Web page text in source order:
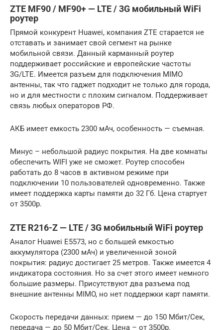
ZTE MF90 / MF90+ — LTE / 3G мобильный WiFi
роутер
Прямой конкурент Huawei, компания ZTE старается не
отставать и занимает свой сегмент на рынке
мобильной связи. Данный карманный роутер
поддерживает российские и европейские частоты
3G/LTE. Имеется разъем для подключения MIMO
антенны, так что гаджет подходит не только для города,
но и для местности с плохим сигналом. Поддерживает
связь любых операторов РФ.
АКБ имеет емкость 2300 мАч, особенность — съемная.
Минус – небольшой радиус покрытия. На две комнаты
обеспечить WIFI уже не сможет. Роутер способен
работать до 8 часов в активном режиме при
подключении 10 пользователей одновременно. Также
имеет поддержка карты памяти до 32 Гб. Цена стартует
от 3500р.
ZTE R216-Z — LTE / 3G мобильный WiFi роутер
Аналог Huawei E5573, но с большей емкостью
аккумулятора (2300 мАч) и увеличенной зоной
покрытия: радиус достигает 25 метров. Также имеется 4
индикатора состояния. Но за счет этого имеет немного
большие размеры. Присутствуют два разъема под
внешние антенны MIMO, но нет поддержки карт памяти.
Скорость передачи данных: прием — до 150 Мбит/Сек,
передача — до 50 Мбит/Сек. Цена – от 3500р.